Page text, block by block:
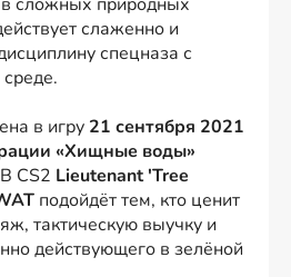
слаженно и
спецназа с
в игру 21 сентября 2021
«Хищные воды»
CS2 Lieutenant 'Tree
подойдёт тем, кто ценит
тактическую выучку и
действующего в зелёной